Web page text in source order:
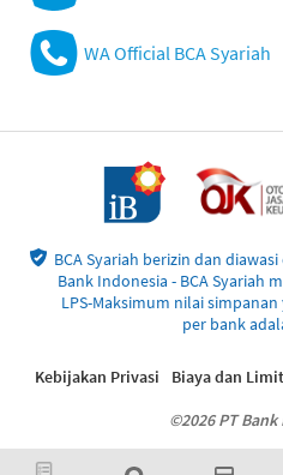
WA Official BCA Syariah
BCA Syariah berizin dan
Bank Indonesia - BCA Syariah
LPS-Maksimum nilai
per bank
©2026 PT Bank
Kebijakan Privasi Biaya dan Limit